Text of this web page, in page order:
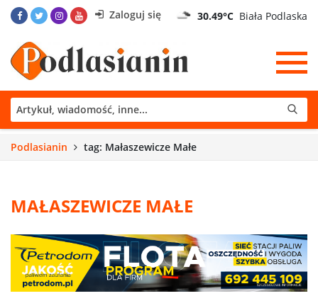
Zaloguj się 30.49°C Biała Podlaska
Podlasianin tag: Małaszewicze Małe
MAŁASZEWICZE MAŁE